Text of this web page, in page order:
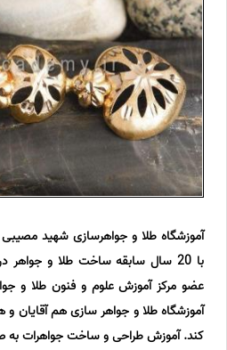
با 20 سال سابقه ساخت طلا و جواهر
عضو مرکز آموزش علوم و فنون طلا و
آموزشگاه طلا و جواهر سازى هم آقایان و
کند. آموزش طراحى و ساخت جواهرات به